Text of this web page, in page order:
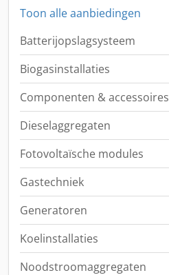
Toon alle aanbiedingen
Batterijopslagsysteem
Biogasinstallaties
Componenten & accessoires
Dieselaggregaten
Fotovoltaïsche modules
Gastechniek
Generatoren
Koelinstallaties
Noodstroomaggregaten